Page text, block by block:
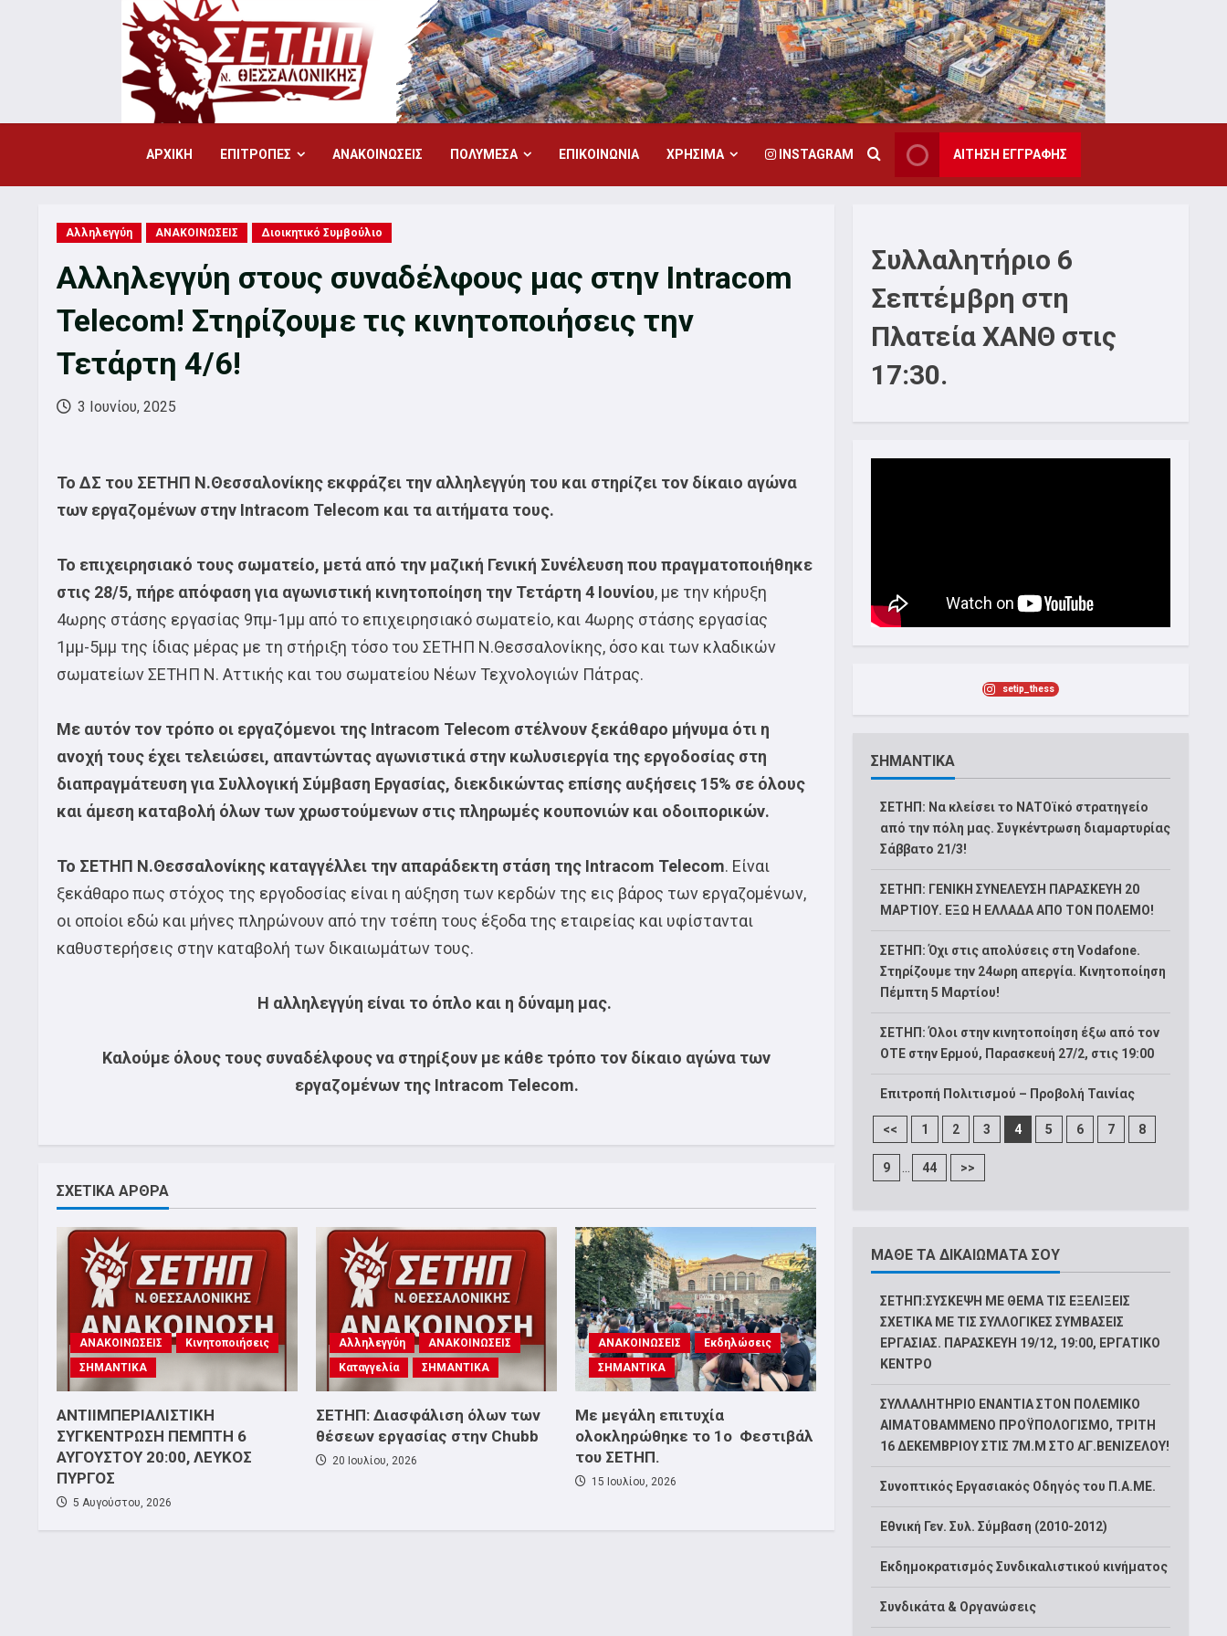
ΑΡΧΙΚΗ ΕΠΙΤΡΟΠΕΣ ΑΝΑΚΟΙΝΩΣΕΙΣ ΠΟΛΥΜΕΣΑ ΕΠΙΚΟΙΝΩΝΙΑ ΧΡΗΣΙΜΑ INSTAGRAM ΑΙΤΗΣΗ ΕΓΓΡΑΦΗΣ
Αλληλεγγύη ΑΝΑΚΟΙΝΩΣΕΙΣ Διοικητικό Συμβούλιο
Αλληλεγγύη στους συναδέλφους μας στην Intracom
Telecom! Στηρίζουμε τις κινητοποιήσεις την
Τετάρτη 4/6!
3 Ιουνίου, 2025
To ΔΣ του ΣΕΤΗΠ Ν.Θεσσαλονίκης εκφράζει την αλληλεγγύη του και στηρίζει τον δίκαιο αγώνα
των εργαζομένων στην Intracom Telecom και τα αιτήματα τους.
Το επιχειρησιακό τους σωματείο, μετά από την μαζική Γενική Συνέλευση που πραγματοποιήθηκε
στις 28/5, πήρε απόφαση για αγωνιστική κινητοποίηση την Τετάρτη 4 Ιουνίου, με την κήρυξη
4ωρης στάσης εργασίας 9πμ-1μμ από το επιχειρησιακό σωματείο, και 4ωρης στάσης εργασίας
1μμ-5μμ της ίδιας μέρας με τη στήριξη τόσο του ΣΕΤΗΠ Ν.Θεσσαλονίκης, όσο και των κλαδικών
σωματείων ΣΕΤΗΠ Ν. Αττικής και του σωματείου Νέων Τεχνολογιών Πάτρας.
Με αυτόν τον τρόπο οι εργαζόμενοι της Intracom Telecom στέλνουν ξεκάθαρο μήνυμα ότι η
ανοχή τους έχει τελειώσει, απαντώντας αγωνιστικά στην κωλυσιεργία της εργοδοσίας στη
διαπραγμάτευση για Συλλογική Σύμβαση Εργασίας, διεκδικώντας επίσης αυξήσεις 15% σε όλους
και άμεση καταβολή όλων των χρωστούμενων στις πληρωμές κουπονιών και οδοιπορικών.
Το ΣΕΤΗΠ N.Θεσσαλονίκης καταγγέλλει την απαράδεκτη στάση της Intracom Telecom. Είναι
ξεκάθαρο πως στόχος της εργοδοσίας είναι η αύξηση των κερδών της εις βάρος των εργαζομένων,
οι οποίοι εδώ και μήνες πληρώνουν από την τσέπη τους έξοδα της εταιρείας και υφίστανται
καθυστερήσεις στην καταβολή των δικαιωμάτων τους.
Η αλληλεγγύη είναι το όπλο και η δύναμη μας.
Καλούμε όλους τους συναδέλφους να στηρίξουν με κάθε τρόπο τον δίκαιο αγώνα των
εργαζομένων της Intracom Telecom.
ΣΧΕΤΙΚΑ ΑΡΘΡΑ
ΑΝΑΚΟΙΝΩΣΕΙΣ
Κινητοποιήσεις
ΣΗΜΑΝΤΙΚΑ
ΑΝΤΙΙΜΠΕΡΙΑΛΙΣΤΙΚΗ
ΣΥΓΚΕΝΤΡΩΣΗ ΠΕΜΠΤΗ 6
ΑΥΓΟΥΣΤΟΥ 20:00, ΛΕΥΚΟΣ
ΠΥΡΓΟΣ
5 Αυγούστου, 2026
Αλληλεγγύη
ΑΝΑΚΟΙΝΩΣΕΙΣ
Καταγγελία
ΣΗΜΑΝΤΙΚΑ
ΣΕΤΗΠ: Διασφάλιση όλων των
θέσεων εργασίας στην Chubb
20 Ιουλίου, 2026
ΑΝΑΚΟΙΝΩΣΕΙΣ
Εκδηλώσεις
ΣΗΜΑΝΤΙΚΑ
Με μεγάλη επιτυχία
ολοκληρώθηκε το 1ο Φεστιβάλ
του ΣΕΤΗΠ.
15 Ιουλίου, 2026
Συλλαλητήριο 6
Σεπτέμβρη στη
Πλατεία ΧΑΝΘ στις
17:30.
setip_thess
ΣΗΜΑΝΤΙΚΑ
ΣΕΤΗΠ: Να κλείσει το ΝΑΤΟϊκό στρατηγείο
από την πόλη μας. Συγκέντρωση διαμαρτυρίας
Σάββατο 21/3!
ΣΕΤΗΠ: ΓΕΝΙΚΗ ΣΥΝΕΛΕΥΣΗ ΠΑΡΑΣΚΕΥΗ 20
ΜΑΡΤΙΟΥ. ΕΞΩ Η ΕΛΛΑΔΑ ΑΠΟ ΤΟΝ ΠΟΛΕΜΟ!
ΣΕΤΗΠ: Όχι στις απολύσεις στη Vodafone.
Στηρίζουμε την 24ωρη απεργία. Κινητοποίηση
Πέμπτη 5 Μαρτίου!
ΣΕΤΗΠ: Όλοι στην κινητοποίηση έξω από τον
ΟΤΕ στην Ερμού, Παρασκευή 27/2, στις 19:00
Επιτροπή Πολιτισμού – Προβολή Ταινίας
<< 1 2 3 4 5 6 7 8
9 44 >>
ΜΑΘΕ ΤΑ ΔΙΚΑΙΩΜΑΤΑ ΣΟΥ
ΣΕΤΗΠ:ΣΥΣΚΕΨΗ ΜΕ ΘΕΜΑ ΤΙΣ ΕΞΕΛΙΞΕΙΣ
ΣΧΕΤΙΚΑ ΜΕ ΤΙΣ ΣΥΛΛΟΓΙΚΕΣ ΣΥΜΒΑΣΕΙΣ
ΕΡΓΑΣΙΑΣ. ΠΑΡΑΣΚΕΥΗ 19/12, 19:00, ΕΡΓΑΤΙΚΟ
ΚΕΝΤΡΟ
ΣΥΛΛΑΛΗΤΗΡΙΟ ΕΝΑΝΤΙΑ ΣΤΟΝ ΠΟΛΕΜΙΚΟ
ΑΙΜΑΤΟΒΑΜΜΕΝΟ ΠΡΟΫΠΟΛΟΓΙΣΜΟ, ΤΡΙΤΗ
16 ΔΕΚΕΜΒΡΙΟΥ ΣΤΙΣ 7Μ.Μ ΣΤΟ ΑΓ.ΒΕΝΙΖΕΛΟΥ!
Συνοπτικός Εργασιακός Οδηγός του Π.Α.ΜΕ.
Εθνική Γεν. Συλ. Σύμβαση (2010-2012)
Εκδημοκρατισμός Συνδικαλιστικού κινήματος
Συνδικάτα & Οργανώσεις